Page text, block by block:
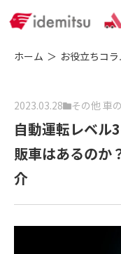
ホーム お役立ちコラ
2023.03.28 その他 車
自動運転レベル
販車はあるのか
介